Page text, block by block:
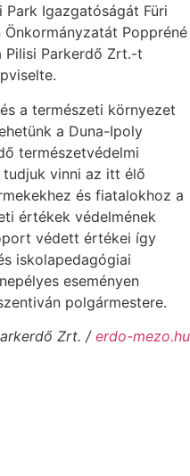
Igazgatóságát Füri
Poppréné
Pilisi Parkerdő Zrt.-t
a természeti környezet
a Duna-Ipoly
természetvédelmi
vinni az itt élő
és fiatalokhoz a
értékek védelmének
védett értékei így
iskolapedagógiai
eseményen
polgármestere.
Zrt. / erdo-mezo.hu